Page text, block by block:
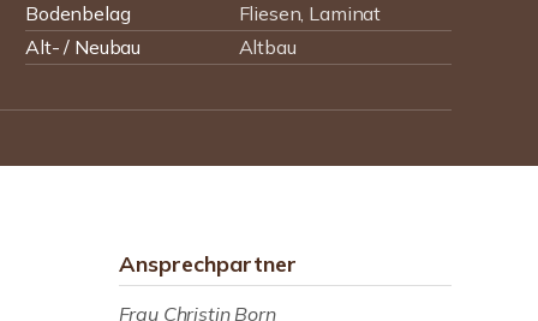
Bodenbelag
Fliesen, Laminat
Alt- / Neubau
Altbau
Ansprechpartner
Frau Christin Born